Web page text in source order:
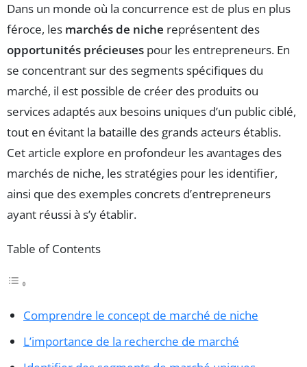
Dans un monde où la concurrence est de plus en plus
féroce, les marchés de niche représentent des
opportunités précieuses pour les entrepreneurs. En
se concentrant sur des segments spécifiques du
marché, il est possible de créer des produits ou
services adaptés aux besoins uniques d’un public ciblé,
tout en évitant la bataille des grands acteurs établis.
Cet article explore en profondeur les avantages des
marchés de niche, les stratégies pour les identifier,
ainsi que des exemples concrets d’entrepreneurs
ayant réussi à s’y établir.
Table of Contents
Comprendre le concept de marché de niche
L’importance de la recherche de marché